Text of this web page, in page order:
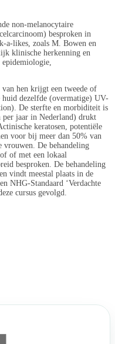
non-melanocytaire
besproken in
a-likes, zoals M. Bowen en
klinische herkenning en
hen krijgt een tweede of
dezelfde (overmatige) UV-
De sterfte en morbiditeit is
per jaar in Nederland) drukt
keratosen, potentiële
voor bij meer dan 50% van
vrouwen. De behandeling
of met een lokaal
besproken. De behandeling
vindt meestal plaats in de
NHG-Standaard ‘Verdachte
cursus gevolgd.